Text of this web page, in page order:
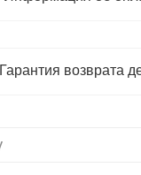
Гарантия возврата